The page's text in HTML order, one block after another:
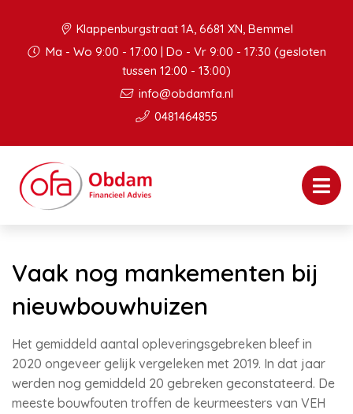
Klappenburgstraat 1A, 6681 XN, Bemmel
Ma - Wo 9:00 - 17:00 | Do - Vr 9:00 - 17:30 (gesloten
tussen 12:00 - 13:00)
info@obdamfa.nl
0481464855
Vaak nog mankementen bij
nieuwbouwhuizen
Het gemiddeld aantal opleveringsgebreken bleef in
2020 ongeveer gelijk vergeleken met 2019. In dat jaar
werden nog gemiddeld 20 gebreken geconstateerd. De
meeste bouwfouten troffen de keurmeesters van VEH